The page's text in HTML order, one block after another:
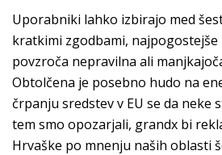
Uporabniki lahko izbirajo med
kratkimi zgodbami,
povzroča nepravilna ali
Obtolčena je posebno hudo na
črpanju sredstev v EU se da neke
tem smo opozarjali, grandx bi
Hrvaške po mnenju naših oblasti